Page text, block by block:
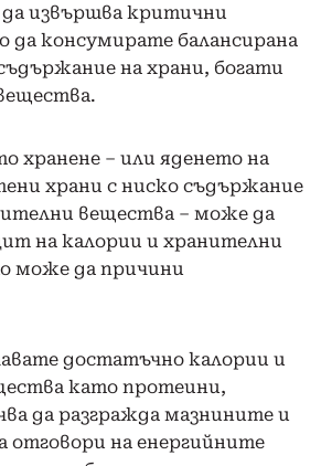
да извършва критични
да консумирате балансирана
на храни, богати
хранене – или яденето на
храни с ниско съдържание
вещества – може да
на калории и хранителни
може да причини
достатъчно калории и
като протеини,
да разгражда мазнините и
отговори на енергийните